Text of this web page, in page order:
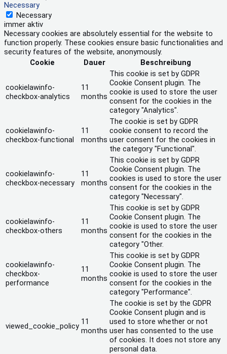
Necessary
Necessary
immer aktiv
Necessary cookies are absolutely essential for the website to
function properly. These cookies ensure basic functionalities and
security features of the website, anonymously.
Cookie
Dauer Beschreibung
cookielawinfo-
checkbox-analytics
11
months
This cookie is set by GDPR
Cookie Consent plugin. The
cookie is used to store the user
consent for the cookies in the
category "Analytics".
cookielawinfo-
checkbox-functional
11
months
The cookie is set by GDPR
cookie consent to record the
user consent for the cookies in
the category "Functional".
cookielawinfo-
checkbox-necessary
11
months
This cookie is set by GDPR
Cookie Consent plugin. The
cookies is used to store the user
consent for the cookies in the
category "Necessary".
cookielawinfo-
checkbox-others
11
months
This cookie is set by GDPR
Cookie Consent plugin. The
cookie is used to store the user
consent for the cookies in the
category "Other.
cookielawinfo-
checkbox-
performance
11
months
This cookie is set by GDPR
Cookie Consent plugin. The
cookie is used to store the user
consent for the cookies in the
category "Performance".
viewed_cookie_policy 11
months
The cookie is set by the GDPR
Cookie Consent plugin and is
used to store whether or not
user has consented to the use
of cookies. It does not store any
personal data.